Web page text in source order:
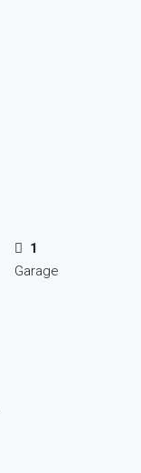
1
Garage